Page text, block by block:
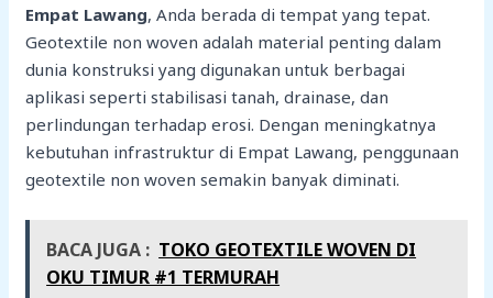
Empat Lawang, Anda berada di tempat yang tepat.
Geotextile non woven adalah material penting dalam
dunia konstruksi yang digunakan untuk berbagai
aplikasi seperti stabilisasi tanah, drainase, dan
perlindungan terhadap erosi. Dengan meningkatnya
kebutuhan infrastruktur di Empat Lawang, penggunaan
geotextile non woven semakin banyak diminati.
BACA JUGA : TOKO GEOTEXTILE WOVEN DI
OKU TIMUR #1 TERMURAH